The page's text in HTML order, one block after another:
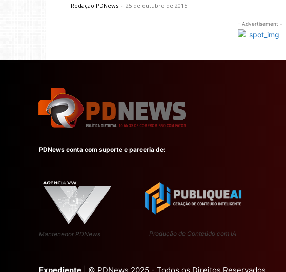
Redação PDNews - 25 de outubro de 2015
- Advertisement -
PDNews conta com suporte e parceria de:
Mantenedor PDNews Produção de Conteúdo com IA